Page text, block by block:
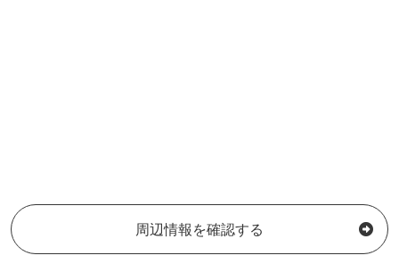
周辺情報を確認する